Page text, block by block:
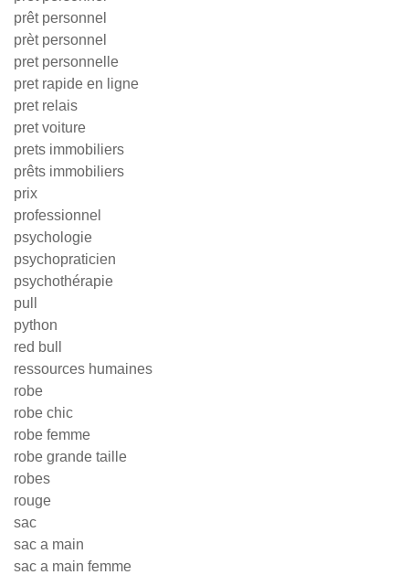
prêt personnel
prèt personnel
pret personnelle
pret rapide en ligne
pret relais
pret voiture
prets immobiliers
prêts immobiliers
prix
professionnel
psychologie
psychopraticien
psychothérapie
pull
python
red bull
ressources humaines
robe
robe chic
robe femme
robe grande taille
robes
rouge
sac
sac a main
sac a main femme